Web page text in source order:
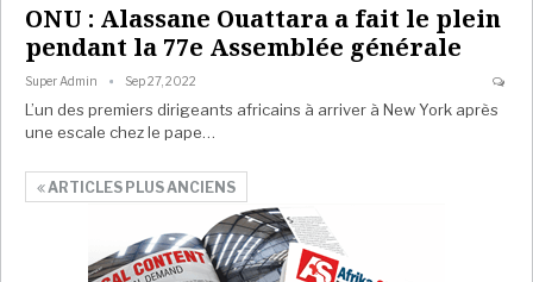
ONU : Alassane Ouattara a fait le plein
pendant la 77e Assemblée générale
Super Admin Sep 27, 2022
L’un des premiers dirigeants africains à arriver à New York après
une escale chez le pape…
ARTICLES PLUS ANCIENS